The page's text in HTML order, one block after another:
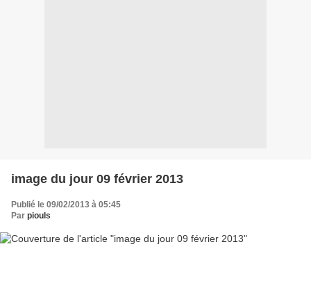
image du jour 09 février 2013
Publié le 09/02/2013 à 05:45
Par piouls